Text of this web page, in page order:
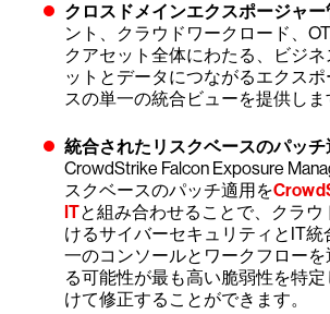
クロスドメインエクスポージャー
ント、クラウドワークロード、
クアセット全体にわたる、ビジ
ットとデータにつながるエクス
スの単一の統合ビューを提供しま
統合されたリスクベースのパッチ
CrowdStrike Falcon Exposure
スクベースのパッチ適用を
ITと組み合わせることで、クラ
けるサイバーセキュリティとIT
一のコンソールとワークフロー
る可能性が最も高い脆弱性を特
けて修正することができます。